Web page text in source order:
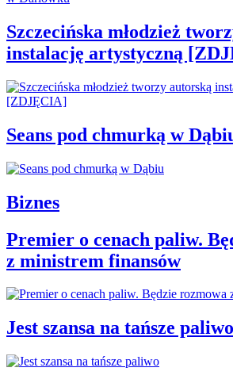
Szczecińska młodzież
instalację artystyczną
Seans pod chmurką w
Biznes
Premier o cenach paliw.
z ministrem finansów
Jest szansa na tańsze paliwo